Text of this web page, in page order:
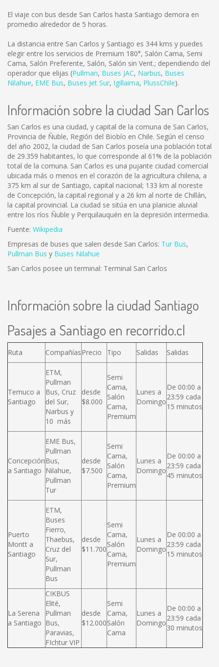
El viaje con bus desde San Carlos hasta Santiago demora en
promedio alrededor de 5 horas.
La distancia entre San Carlos y Santiago es 344 kms y puedes
elegir entre los servicios de Premium 180°, Salón Cama, Semi
Cama, Salón Preferente, Salón, Salón sin Vent.; dependiendo del
operador que elijas (Pullman, Buses JAC, Narbus, Buses
Nilahue, EME Bus, Buses Jet Sur, Igillaima, PlussChile).
Información sobre la ciudad San Carlos
San Carlos es una ciudad, y capital de la comuna de San Carlos,
Provincia de Ñuble, Región del Biobío en Chile. Según el censo
del año 2002, la ciudad de San Carlos poseía una población total
de 29.359 habitantes, lo que corresponde al 61% de la población
total de la comuna. San Carlos es una pujante ciudad comercial
ubicada más o menos en el corazón de la agricultura chilena, a
375 km al sur de Santiago, capital nacional; 133 km al noreste
de Concepción, la capital regional y a 26 km al norte de Chillán,
la capital provincial. La ciudad se sitúa en una planicie aluvial
entre los ríos Ñuble y Perquilauquén en la depresión intermedia.
Fuente: Wikipedia
Empresas de buses que salen desde San Carlos: Tur Bus,
Pullman Bus y Buses Nilahue
San Carlos posee un terminal: Terminal San Carlos
Información sobre la ciudad Santiago
Pasajes a Santiago en recorrido.cl
Ruta CompañíasPrecio Tipo Salidas Salidas
Temuco a
Santiago
ETM,
Pullman
Bus, Cruz
del Sur,
Narbus y
10 más
desde
$8.000
Semi
Cama,
Salón
Cama,
Premium
Lunes a
Domingo
De 00:00 a
23:59 cada
15 minutos
Concepción
a Santiago
EME Bus,
Pullman
Bus,
Nilahue,
Pullman
Tur
desde
$7.500
Semi
Cama,
Salón
Cama,
Premium
Lunes a
Domingo
De 00:00 a
23:59 cada
45 minutos
Puerto
Montt a
Santiago
ETM,
Buses
Fierro,
Thaebus,
Cruz del
Sur,
Pullman
Bus
desde
$11.700
Semi
Cama,
Salón
Cama,
Premium
Lunes a
Domingo
De 00:00 a
23:59 cada
15 minutos
La Serena
a Santiago
CIKBUS
Elité,
Pullman
Bus,
Paravias,
FIchtur VIP
desde
$12.000
Semi
Cama,
Salón
Cama
Lunes a
Domingo
De 00:00 a
23:59 cada
30 minutos